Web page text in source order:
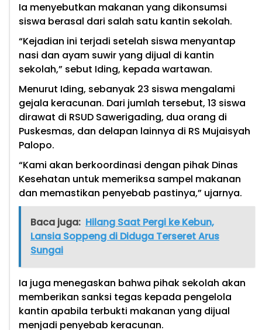
Ia menyebutkan makanan yang dikonsumsi
siswa berasal dari salah satu kantin sekolah.
“Kejadian ini terjadi setelah siswa menyantap
nasi dan ayam suwir yang dijual di kantin
sekolah,” sebut Iding, kepada wartawan.
Menurut Iding, sebanyak 23 siswa mengalami
gejala keracunan. Dari jumlah tersebut, 13 siswa
dirawat di RSUD Sawerigading, dua orang di
Puskesmas, dan delapan lainnya di RS Mujaisyah
Palopo.
“Kami akan berkoordinasi dengan pihak Dinas
Kesehatan untuk memeriksa sampel makanan
dan memastikan penyebab pastinya,” ujarnya.
Baca juga: Hilang Saat Pergi ke Kebun,
Lansia Soppeng di Diduga Terseret Arus
Sungai
Ia juga menegaskan bahwa pihak sekolah akan
memberikan sanksi tegas kepada pengelola
kantin apabila terbukti makanan yang dijual
menjadi penyebab keracunan.